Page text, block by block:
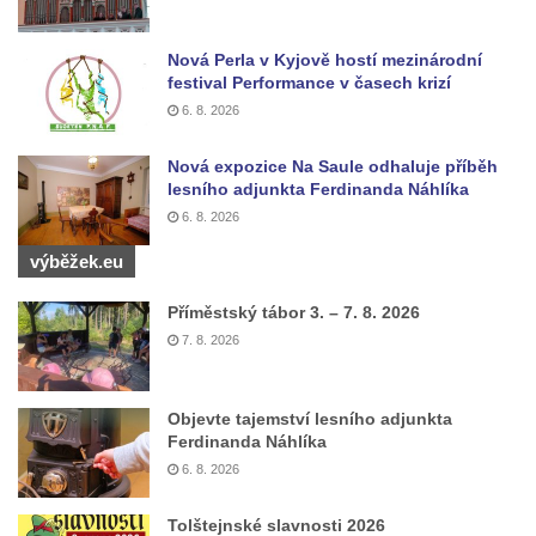
Labem
Kašna Gänsediebbrunnen v ulici Weiße
Gasse v Drážďanech
Mozartova fontána v Blüherově parku
Kašna před budovou sýpky v zámeckém
areálu v Liběchově
Kašna u obecního úřadu v Jetřichovicích
Kašna v parku v Horním Podluží
Kašna Hynie na kruhovém objezdu u
náměstí Svobody v Teplicích
Fontána v parku na Mírovém náměstí v
Teplicích
Kašna Glaverbel v ulici Alejní u zámecké
zahrady v Teplicích
Kamenná nádrž na vodu na hřbitově v
Nová Perla v Kyjově hostí mezinárodní
festival Performance v časech krizí
6. 8. 2026
Nová expozice Na Saule odhaluje příběh
lesního adjunkta Ferdinanda Náhlíka
6. 8. 2026
výběžek.eu
Příměstský tábor 3. – 7. 8. 2026
7. 8. 2026
Objevte tajemství lesního adjunkta
Ferdinanda Náhlíka
6. 8. 2026
Tolštejnské slavnosti 2026